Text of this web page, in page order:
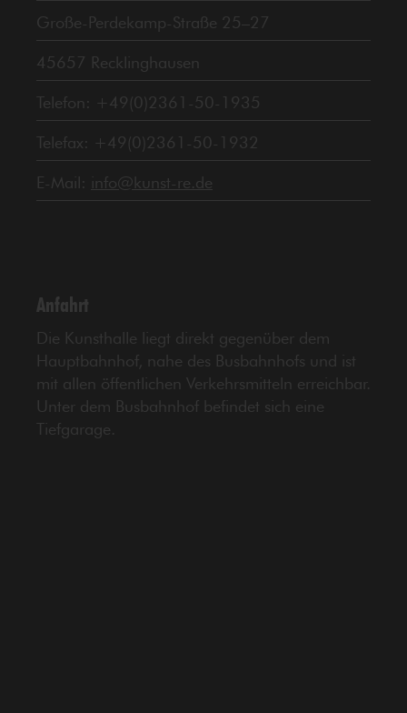
Große-Perdekamp-Straße 25–27
45657 Recklinghausen
Telefon: +49(0)2361-50-1935
Telefax: +49(0)2361-50-1932
E-Mail: info@kunst-re.de
Anfahrt
Die Kunsthalle liegt direkt gegenüber dem
Hauptbahnhof, nahe des Busbahnhofs und ist
mit allen öffentlichen Verkehrsmitteln erreichbar.
Unter dem Busbahnhof befindet sich eine
Tiefgarage.